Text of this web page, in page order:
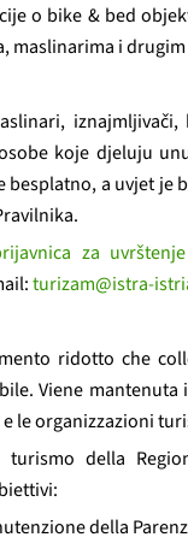
o bike & bed
maslinarima i
koje djeluju
besplatno, a uvjet
za
turizam@istra-
ridotto che
Viene
le organizzazioni
turismo della
della